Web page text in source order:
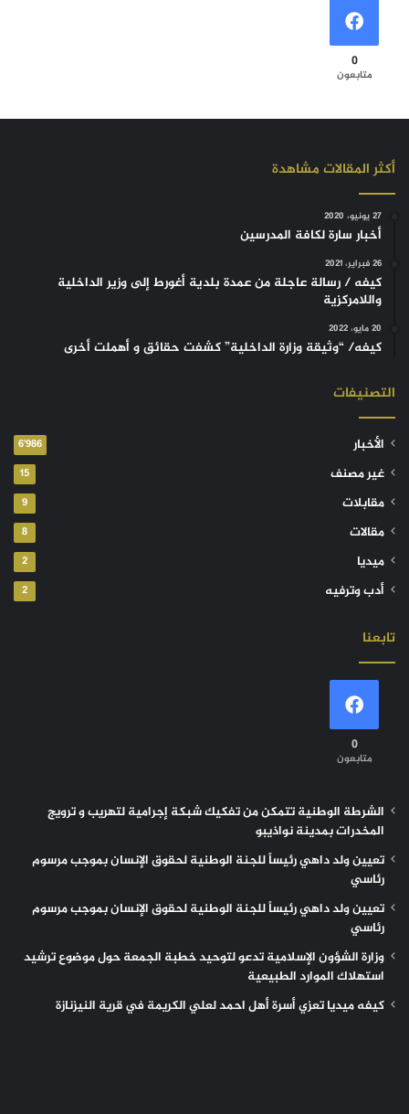
0
متابعون
أكثر المقالات مشاهدة
27 يونيو، 2020
أخبار سارة لكافة المدرسين
26 فبراير، 2021
كيفه / رسالة عاجلة من عمدة بلدية أغورط إلى وزير الداخلية
واللامركزية
20 مايو، 2022
كيفه/ “وثيقة وزارة الداخلية” كشفت حقائق و أهملت أخرى
التصنيفات
الأخبار 6٬986
غير مصنف 15
مقابلات 9
مقالات 8
ميديا 2
أدب وترفيه 2
تابعنا
0
متابعون
الشرطة الوطنية تتمكن من تفكيك شبكة إجرامية لتهريب و ترويج
المخدرات بمدينة نواذيبو
تعيين ولد داهي رئيساً للجنة الوطنية لحقوق الإنسان بموجب مرسوم
رئاسي
تعيين ولد داهي رئيساً للجنة الوطنية لحقوق الإنسان بموجب مرسوم
رئاسي
وزارة الشؤون الإسلامية تدعو لتوحيد خطبة الجمعة حول موضوع ترشيد
استهلاك الموارد الطبيعية
كيفه ميديا تعزي أسرة أهل احمد لعلي الكريمة في قرية النيزنازة